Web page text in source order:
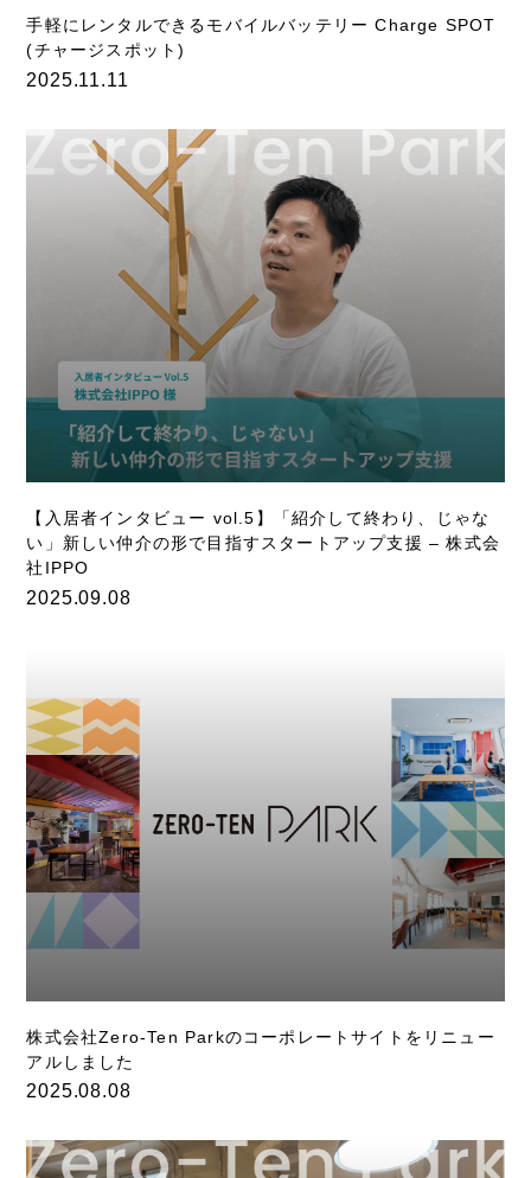
手軽にレンタルできるモバイルバッテリー Charge SPOT
(チャージスポット)
2025.11.11
【入居者インタビュー vol.5】「紹介して終わり、じゃな
い」新しい仲介の形で目指すスタートアップ支援 – 株式会
社IPPO
2025.09.08
株式会社Zero-Ten Parkのコーポレートサイトをリニュー
アルしました
2025.08.08